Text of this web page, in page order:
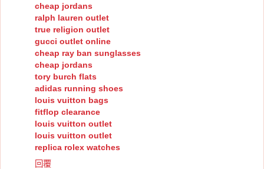
cheap jordans
ralph lauren outlet
true religion outlet
gucci outlet online
cheap ray ban sunglasses
cheap jordans
tory burch flats
adidas running shoes
louis vuitton bags
fitflop clearance
louis vuitton outlet
louis vuitton outlet
replica rolex watches
回覆